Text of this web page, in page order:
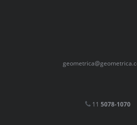
11 5078-1070